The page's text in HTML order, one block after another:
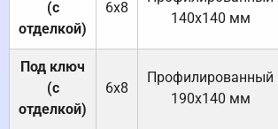
(с
отделкой)
6х8
140х140 мм
Под ключ
(с
отделкой)
6х8
Профилированный
190х140 мм